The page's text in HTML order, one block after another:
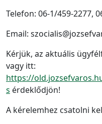
Telefon: 06-1/459-2277,
Email:
Kérjük, az aktuális
vagy itt:
https://
s érdeklődjön!
A kérelemhez csatolni